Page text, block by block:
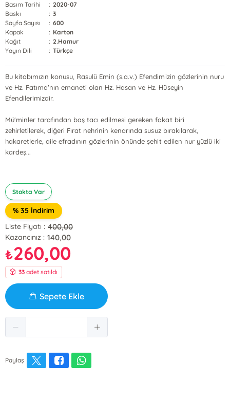
Basım Tarihi
: 2020-07
Baskı
: 3
Sayfa Sayısı
: 600
Kapak
: Karton
Kağıt
: 2.Hamur
Yayın Dili
: Türkçe
Bu kitabımızın konusu, Rasulü Emin (s.a.v.) Efendimizin gözlerinin nuru
ve Hz. Fatıma'nın emaneti olan Hz. Hasan ve Hz. Hüseyin
Efendilerimizdir.
Mü'minler tarafından baş tacı edilmesi gereken fakat biri
zehirletilerek, diğeri Fırat nehrinin kenarında susuz bırakılarak,
hakaretlerle, aile efradının gözlerinin önünde şehit edilen nur yüzlü iki
kardeş...
Stokta Var
% 35 İndirim
Liste Fiyatı : 400,00
Kazancınız : 140,00
₺260,00
33 adet satıldı
Sepete Ekle
Paylaş